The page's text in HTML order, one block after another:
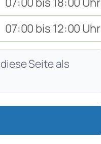
07:00 bis 12:00 Uhr
Seite als